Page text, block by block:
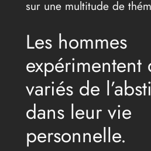
sur une multitude de
Les hommes
expérimentent
variés de
dans leur vie
personnelle.